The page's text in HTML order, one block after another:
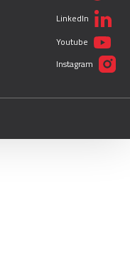
LinkedIn
Youtube
Instagram